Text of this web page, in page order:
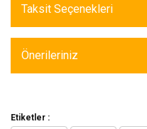
Taksit Seçenekleri
Önerileriniz
Etiketler :